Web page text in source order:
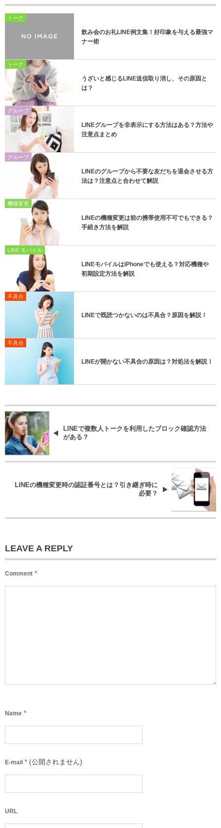
トーク
飲み会のお礼LINE例文集！好印象を与える最強マ
ナー術
トーク
うざいと感じるLINE送信取り消し、その原因と
は？
グループ
LINEグループを非表示にする方法はある？方法や
注意点まとめ
グループ
LINEのグループから不要な友だちを退会させる方
法は？注意点と合わせて解説
機種変更
LINEの機種変更は前の携帯使用不可でもできる？
手続き方法を解説
LINE モバイル
LINEモバイルはiPhoneでも使える？対応機種や
初期設定方法を解説
不具合
LINEで既読つかないのは不具合？原因を解説！
不具合
LINEが開かない不具合の原因は？対処法を解説！
LINEで複数人トークを利用したブロック確認方法
がある？
LINEの機種変更時の認証番号とは？引き継ぎ時に
必要？
LEAVE A REPLY
Comment *
Name *
E-mail * (公開されません)
URL